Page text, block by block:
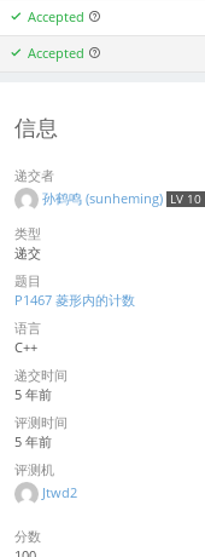
Accepted
Accepted
信息
递交者
孙鹤鸣 (sunheming) LV 10
类型
递交
题目
P1467 菱形内的计数
语言
C++
递交时间
5 年前
评测时间
5 年前
评测机
Jtwd2
分数